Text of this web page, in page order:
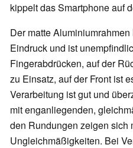
kippelt das Smartphone auf
Der matte
Eindruck und ist
Fingerabdrücken, auf der
zu Einsatz, auf der Front ist
Verarbeitung ist gut und
mit enganliegenden,
den Rundungen zeigen sich
Ungleichmäßigkeiten. Bei